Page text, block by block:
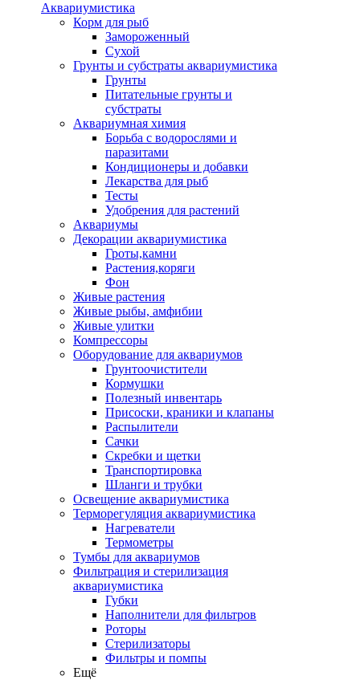
Аквариумистика
Корм для рыб
Замороженный
Сухой
Грунты и субстраты аквариумистика
Грунты
Питательные грунты и
субстраты
Аквариумная химия
Борьба с водорослями и
паразитами
Кондиционеры и добавки
Лекарства для рыб
Тесты
Удобрения для растений
Аквариумы
Декорации аквариумистика
Гроты,камни
Растения,коряги
Фон
Живые растения
Живые рыбы, амфибии
Живые улитки
Компрессоры
Оборудование для аквариумов
Грунтоочистители
Кормушки
Полезный инвентарь
Присоски, краники и клапаны
Распылители
Сачки
Скребки и щетки
Транспортировка
Шланги и трубки
Освещение аквариумистика
Терморегуляция аквариумистика
Нагреватели
Термометры
Тумбы для аквариумов
Фильтрация и стерилизация
аквариумистика
Губки
Наполнители для фильтров
Роторы
Стерилизаторы
Фильтры и помпы
Ещё